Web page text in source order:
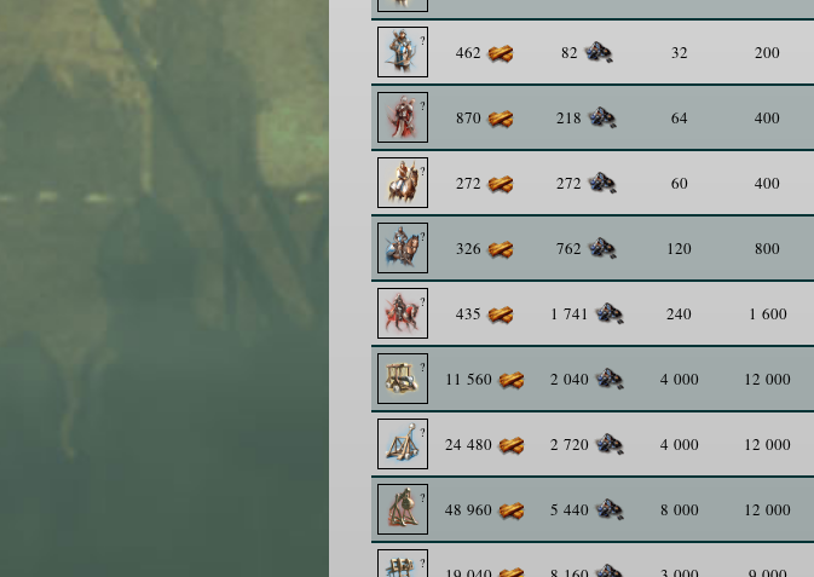
462 82 32 200
870 218 64 400
272 272 60 400
326 762 120 800
435 1 741 240 1 600
11 560 2 040 4 000 12 000
24 480 2 720 4 000 12 000
48 960 5 440 8 000 12 000